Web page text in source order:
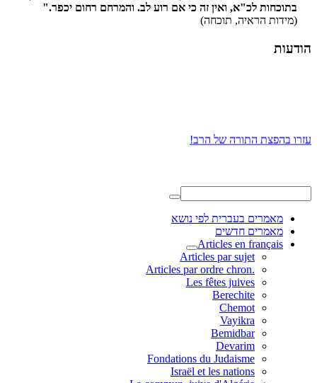
בתוכחות לכ"א, ואין זה כי אם רוע לב. והמרחם רחום יכפר."
(מידות הראיה, תוכחה)
הודעות
עזרו בהפצת התורה של הרב!
מאמרים בעברית לפי נושא
מאמרים חדשים
Articles en français
Articles par sujet
.Articles par ordre chron
Les fêtes juives
Berechite
Chemot
Vayikra
Bemidbar
Devarim
Fondations du Judaisme
Israël et les nations